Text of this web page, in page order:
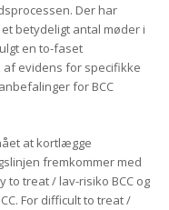
Der har
betydeligt antal møder i
en to-faset
evidens for specifikke
for BCC
at kortlægge
fremkommer med
treat / lav-risiko BCC og
For difficult to treat /